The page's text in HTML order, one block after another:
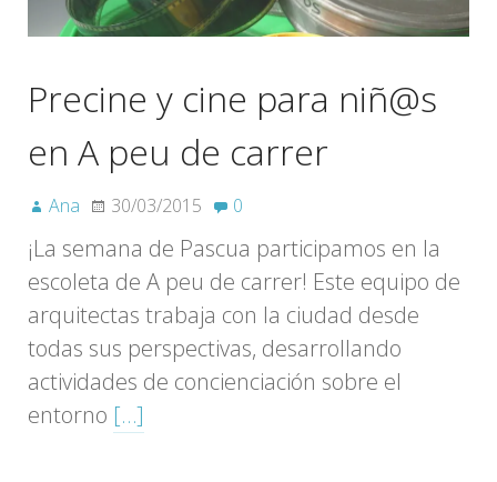
Precine y cine para niñ@s
en A peu de carrer
Ana 30/03/2015 0
¡La semana de Pascua participamos en la
escoleta de A peu de carrer! Este equipo de
arquitectas trabaja con la ciudad desde
todas sus perspectivas, desarrollando
actividades de concienciación sobre el
entorno […]